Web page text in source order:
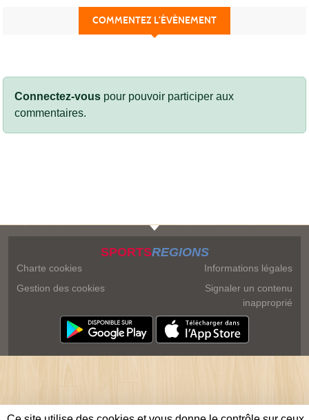
COMMENTEZ L’ÉVÈNEMENT
Connectez-vous pour pouvoir participer aux
commentaires.
SPORTSREGIONS
Charte cookies
Gestion des cookies
Informations légales
Signaler un contenu
inapproprié